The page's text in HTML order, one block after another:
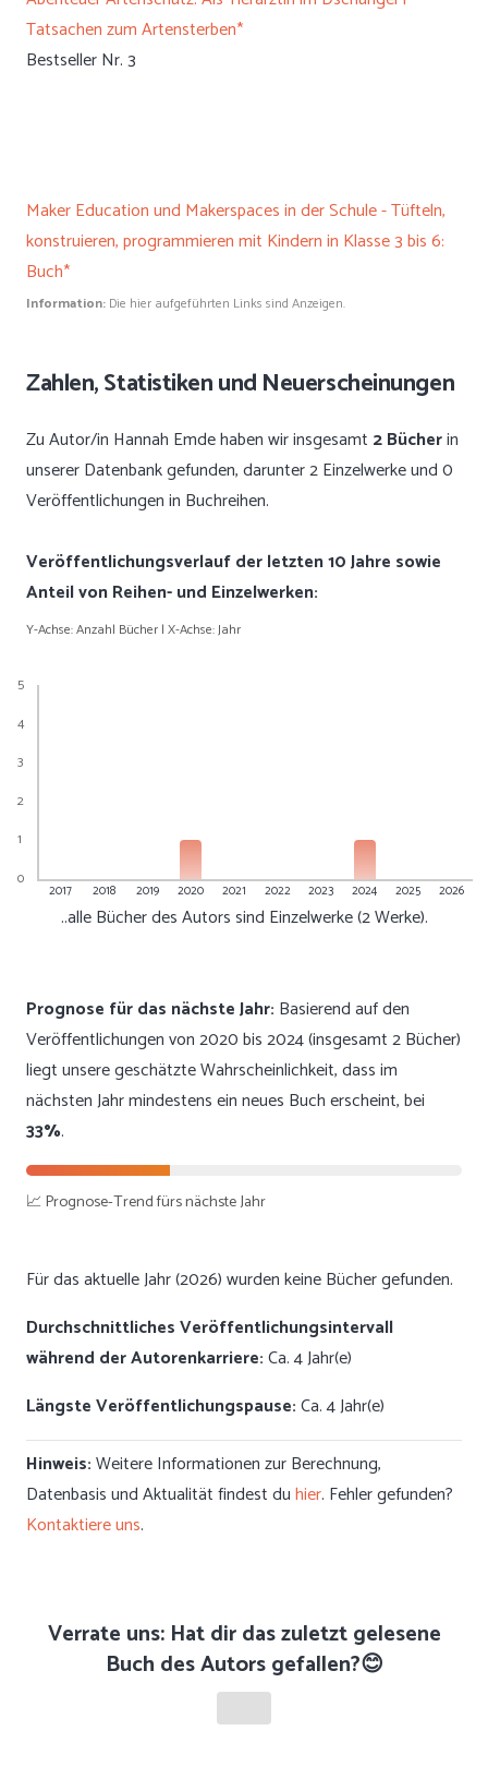
Tatsachen zum Artensterben*
Bestseller Nr. 3
Maker Education und Makerspaces in der Schule - Tüfteln,
konstruieren, programmieren mit Kindern in Klasse 3 bis 6:
Buch*
Information: Die hier aufgeführten Links sind Anzeigen.
Zahlen, Statistiken und Neuerscheinungen
Zu Autor/in Hannah Emde haben wir insgesamt 2 Bücherin
unserer Datenbank gefunden, darunter 2 Einzelwerke und 0
Veröffentlichungen in Buchreihen.
Veröffentlichungsverlauf der letzten 10 Jahre sowie
Anteil von Reihen- und Einzelwerken:
Y-Achse: Anzahl Bücher | X-Achse: Jahr
0
1
2
3
4
5
2017 2018 2019 2020 2021 2022 2023 2024 2025 2026
..alle Bücher des Autors sind Einzelwerke (2 Werke).
Prognose für das nächste Jahr: Basierend auf den
Veröffentlichungen von 2020 bis 2024 (insgesamt 2 Bücher)
liegt unsere geschätzte Wahrscheinlichkeit, dass im
nächsten Jahr mindestens ein neues Buch erscheint, bei
33%.
📈 Prognose-Trend fürs nächste Jahr
Für das aktuelle Jahr (2026) wurden keine Bücher gefunden.
Durchschnittliches Veröffentlichungsintervall
während der Autorenkarriere:Ca. 4 Jahr(e)
Längste Veröffentlichungspause:Ca. 4 Jahr(e)
Hinweis:Weitere Informationen zur Berechnung,
Datenbasis und Aktualität findest duhier. Fehler gefunden?
Kontaktiere uns.
Verrate uns: Hat dir das zuletzt gelesene
Buch des Autors gefallen?😊